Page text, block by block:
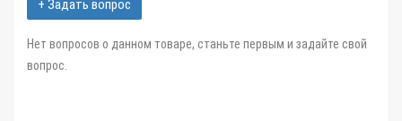
+ Задать вопрос
Нет вопросов о данном товаре, станьте первым и задайте свой
вопрос.